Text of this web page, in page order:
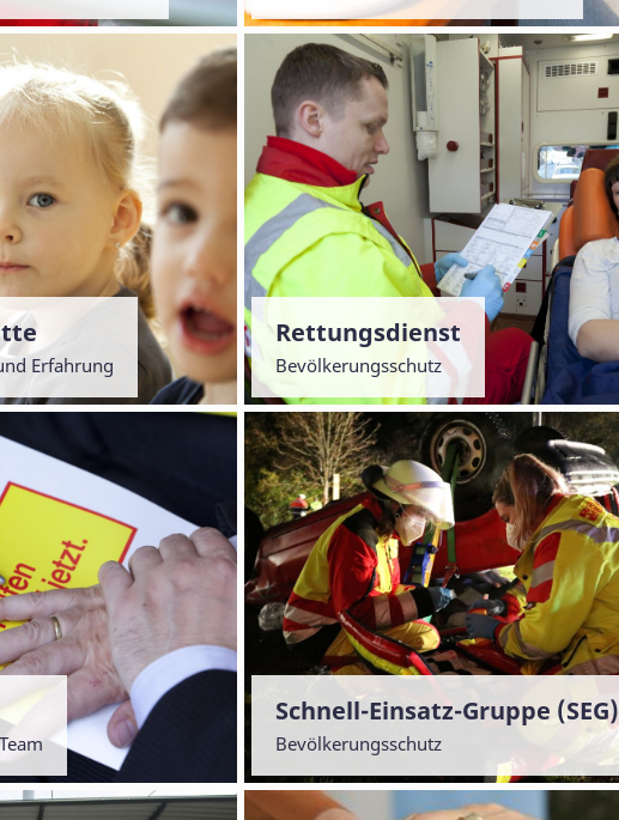
Erfahrung
Rettungsdienst
Bevölkerungsschutz
Schnell-Einsatz-Gruppe (SEG)
Bevölkerungsschutz